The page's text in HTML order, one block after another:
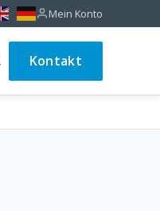
Mein Konto
Kontakt